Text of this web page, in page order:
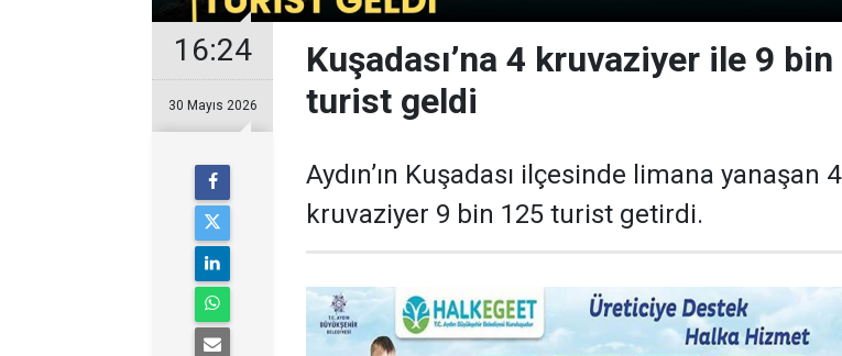
16:24
30 Mayıs 2026
Kuşadası’na 4 kruvaziyer ile 9 bin
turist geldi
Aydın’ın Kuşadası ilçesinde limana yanaşan 4
kruvaziyer 9 bin 125 turist getirdi.